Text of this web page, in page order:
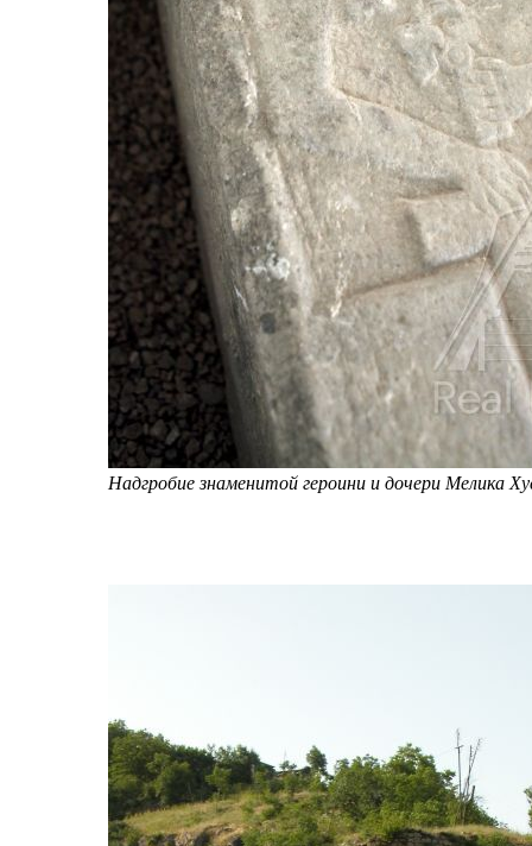
Надгробие знаменитой героини и дочери Мелика